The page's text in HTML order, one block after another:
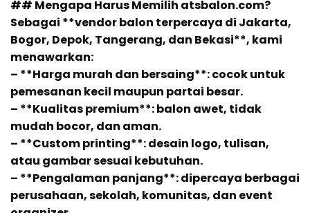
## Mengapa Harus Memilih atsbalon.com?
Sebagai **vendor balon terpercaya di Jakarta,
Bogor, Depok, Tangerang, dan Bekasi**, kami
menawarkan:
– **Harga murah dan bersaing**: cocok untuk
pemesanan kecil maupun partai besar.
– **Kualitas premium**: balon awet, tidak
mudah bocor, dan aman.
– **Custom printing**: desain logo, tulisan,
atau gambar sesuai kebutuhan.
– **Pengalaman panjang**: dipercaya berbagai
perusahaan, sekolah, komunitas, dan event